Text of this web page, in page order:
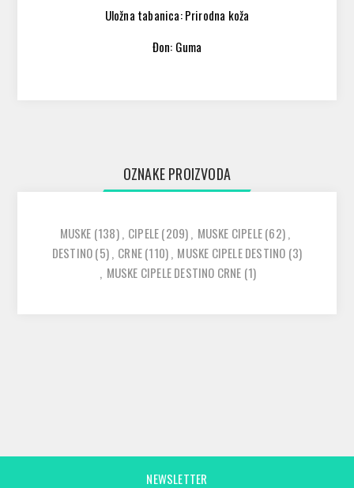
Uložna tabanica: Prirodna koža
Đon: Guma
OZNAKE PROIZVODA
MUSKE (138), CIPELE(209), MUSKE CIPELE(62),
DESTINO(5), CRNE(110), MUSKE CIPELE DESTINO (3)
, MUSKE CIPELE DESTINO CRNE (1)
NEWSLETTER